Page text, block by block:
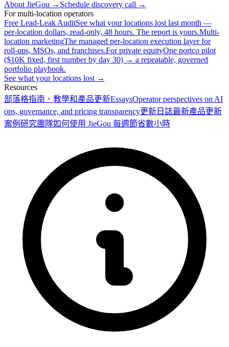
About JieGou → Schedule discovery call →
For multi-location operators
Free Lead-Leak AuditSee what your locations lost last month —
per-location dollars, read-only, 48 hours. The report is yours.Multi-
location marketingThe managed per-location execution layer for
roll-ups, MSOs, and franchises.For private equityOne portco pilot
($10K fixed, first number by day 30) → a repeatable, governed
portfolio playbook.
See what your locations lost →
Resources
部落格指南、教學和產品更新EssaysOperator perspectives on AI
ops, governance, and pricing transparency更新日誌最新產品更新
案例研究團隊如何使用 JieGou 每週節省數小時